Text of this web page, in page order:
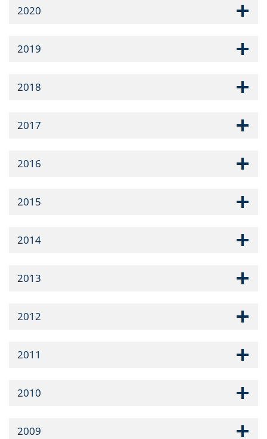
2020
2019
2018
2017
2016
2015
2014
2013
2012
2011
2010
2009